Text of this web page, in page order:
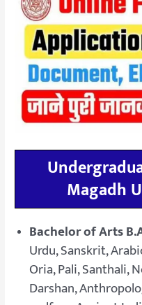
Magadh
Bachelor of Arts
Urdu, Sanskrit,
Oria, Pali, Santhali,
Darshan,